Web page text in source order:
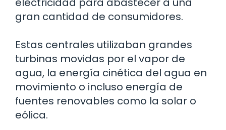
gran cantidad de consumidores.
Estas centrales utilizaban grandes
turbinas movidas por el vapor de
agua, la energía cinética del agua en
movimiento o incluso energía de
fuentes renovables como la solar o
eólica.